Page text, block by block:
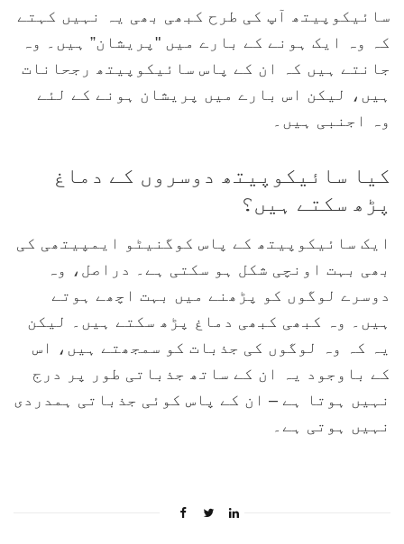
سائیکوپیتھ آپ کی طرح کبھی بھی یہ نہیں کہتے
کہ وہ ایک ہونے کے بارے میں "پریشان” ہیں۔ وہ
جانتے ہیں کہ ان کے پاس سائیکوپیتھ رجحانات
ہیں، لیکن اس بارے میں پریشان ہونے کے لئے
وہ اجنبی ہیں۔
کیا سائیکوپیتھ دوسروں کے دماغ
پڑھ سکتے ہیں؟
ایک سائیکوپیتھ کے پاس کوگنیٹو ایمپیتھی کی
بھی بہت اونچی شکل ہو سکتی ہے۔ دراصل، وہ
دوسرے لوگوں کو پڑھنے میں بہت اچھے ہوتے
ہیں۔ وہ کبھی کبھی دماغ پڑھ سکتے ہیں۔ لیکن
یہ کہ وہ لوگوں کی جذبات کو سمجھتے ہیں، اس
کے باوجود یہ ان کے ساتھ جذباتی طور پر درج
نہیں ہوتا ہے – ان کے پاس کوئی جذباتی ہمدردی
نہیں ہوتی ہے۔